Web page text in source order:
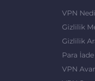
VPN
Gizlilik
Gizlilik
Para
VPN